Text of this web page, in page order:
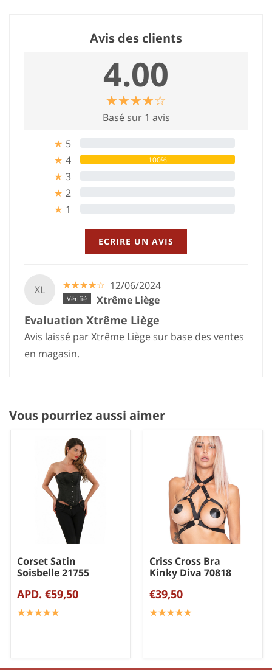
Avis des clients
4.00
☆☆☆☆☆
★★★★★
Basé sur 1 avis
★ 5
★ 4 100%
★ 3
★ 2
★ 1
ECRIRE UN AVIS
XL ☆☆☆☆☆
★★★★★ 12/06/2024
Xtrême Liège
Evaluation Xtrême Liège
Avis laissé par Xtrême Liège sur base des ventes
en magasin.
Vous pourriez aussi aimer
Corset Satin
Soisbelle 21755
APD. €59,50
☆☆☆☆☆
★★★★★
Criss Cross Bra
Kinky Diva 70818
€39,50
☆☆☆☆☆
★★★★★